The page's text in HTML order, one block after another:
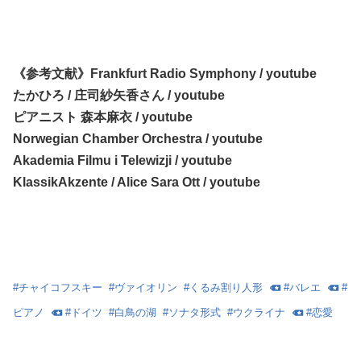
《参考文献》Frankfurt Radio Symphony / youtube
たかひろ / 庄司紗矢香さん / youtube
ピアニスト 森本麻衣 / youtube
Norwegian Chamber Orchestra / youtube
Akademia Filmu i Telewizji / youtube
KlassikAkzente / Alice Sara Ott / youtube
#チャイコフスキー #ヴァイオリン #くるみ割り人形 #バレエ #
ピアノ #ドイツ #白鳥の湖 #ソナタ形式 #ウクライナ #恋愛